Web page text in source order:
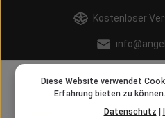
Kostenloser
Diese Website verwendet
Erfahrung bieten zu können.
Datenschutz